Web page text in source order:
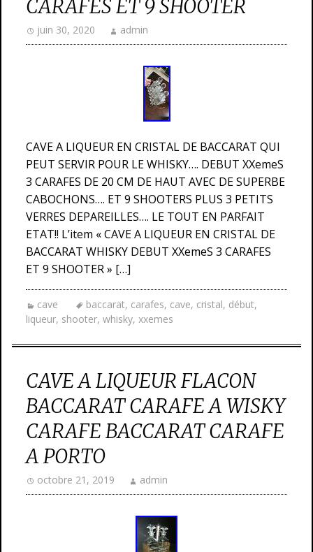
CARAFES ET 9 SHOOTER
juin 30, 2020 admin
CAVE A LIQUEUR EN CRISTAL DE BACCARAT QUI
PEUT SERVIR POUR LE WHISKY…. DEBUT XXemeS
3 CARAFES DE 20 CM DE HAUT AVEC DE SUPERBE
CABOCHONS…. ET 9 SHOOTERS PLUS 3 PETITS
VERRES DEPAREILLES…. LE TOUT EN PARFAIT
ETAT!! L’item « CAVE A LIQUEUR EN CRISTAL DE
BACCARAT WHISKY DEBUT XXemeS 3 CARAFES
ET 9 SHOOTER » […]
cave baccarat, carafes, cave, cristal, début,
liqueur, shooter, whisky, xxemes
CAVE A LIQUEUR FLACON
BACCARAT CARAFE A WISKY
CARAFE BACCARAT CARAFE
A PORTO
octobre 21, 2019 admin